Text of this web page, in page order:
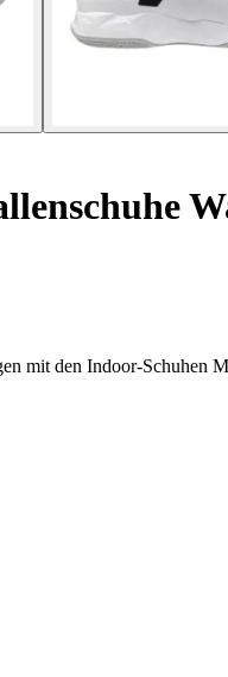
mit den Indoor-Schuhen